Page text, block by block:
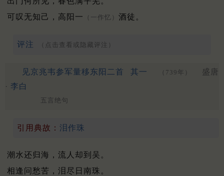
可叹无知己，高阳一
（一作忆） 酒徒。
评注 （点击查看或隐藏评注）
见京兆韦参军量移东阳二首 其一 （739年）
盛唐
· 李白
五言绝句
引用典故： 泪作珠
潮水还归海，流人却到吴。
相逢问愁苦，泪尽日南珠。